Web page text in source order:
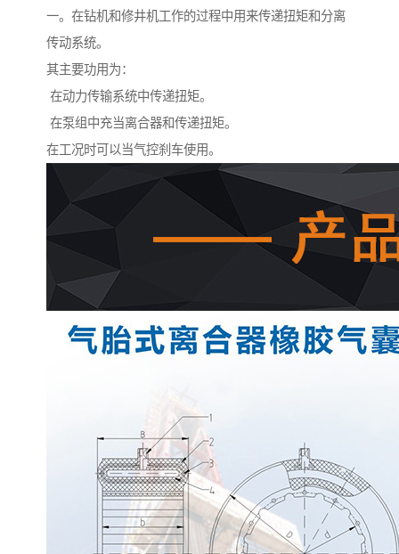
一。在钻机和修井机工作的过程中用来传递扭矩和分离
传动系统。
其主要功用为：
在动力传输系统中传递扭矩。
在泵组中充当离合器和传递扭矩。
在工况时可以当气控刹车使用。